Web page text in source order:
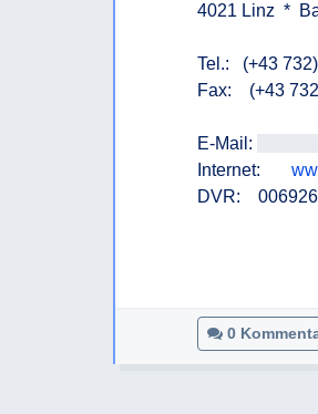
4021 Linz  *
Tel.:   (+43
Fax:    (+43
E-Mail:
Internet:
DVR:
0